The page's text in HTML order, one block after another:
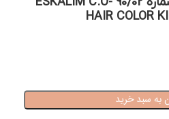
HAIR COLOR
به سبد خرید